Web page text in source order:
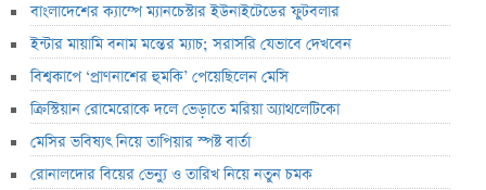
বাংলাদেশের ক্যাম্পে ম্যানচেস্টার ইউনাইটেডের ফুটবলার
ইন্টার মায়ামি বনাম মন্তের ম্যাচ; সরাসরি যেভাবে দেখবেন
বিশ্বকাপে ‘প্রাণনাশের হুমকি’ পেয়েছিলেন মেসি
ক্রিস্টিয়ান রোমেরোকে দলে ভেড়াতে মরিয়া অ্যাথলেটিকো
মেসির ভবিষ্যৎ নিয়ে তাপিয়ার স্পষ্ট বার্তা
রোনালদোর বিয়ের ভেন্যু ও তারিখ নিয়ে নতুন চমক